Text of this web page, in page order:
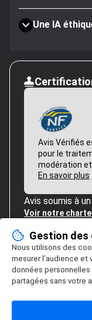
Une IA
Avis Vérifiés
pour le
modération
En savoir plus
Avis soumis à
Voir notre
Gestion des
Nous utilisons des
mesurer l’audience
données
partagées sans votre